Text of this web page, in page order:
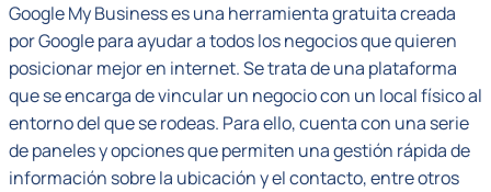
Google My Business es una herramienta gratuita creada
por Google para ayudar a todos los negocios que quieren
posicionar mejor en internet. Se trata de una plataforma
que se encarga de vincular un negocio con un local físico al
entorno del que se rodeas. Para ello, cuenta con una serie
de paneles y opciones que permiten una gestión rápida de
información sobre la ubicación y el contacto, entre otros